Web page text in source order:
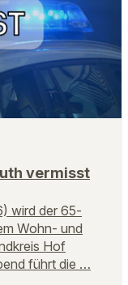
vermisst
wird der 65-
Wohn- und
Hof
führt die …